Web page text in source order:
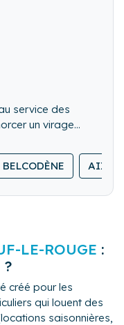
service des
un virage
fut une
nous a toujours
dans la
BELCODÈNE AIX-
LE-ROUGE :
?
créé pour les
qui louent des
saisonnières,